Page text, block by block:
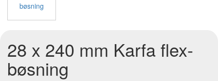
28 x 240 mm Karfa flex-
bøsning